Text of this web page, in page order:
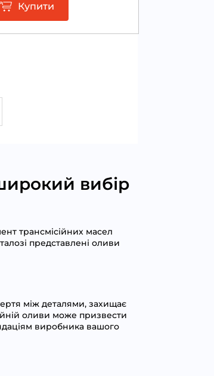
Купити
вибір
трансмісійних масел
представлені оливи
між деталями, захищає
оливи може призвести
виробника вашого